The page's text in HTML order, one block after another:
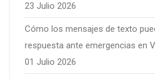
23 Julio 2026
Cómo los mensajes de texto
respuesta ante emergencias en
01 Julio 2026